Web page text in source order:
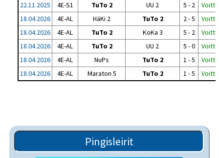
22.11.2025
4E-S1 TuTo 2 UU 2 5 - 2
Voitto
18.04.2026
4E-AL HäKi 2 TuTo 2 2 - 5
Voitto
18.04.2026
4E-AL TuTo 2 KoKa 3 5 - 2
Voitto
18.04.2026
4E-AL TuTo 2 UU 2 5 - 0
Voitto
18.04.2026
4E-AL NuPs TuTo 2 1 - 5
Voitto
18.04.2026
4E-AL Maraton 5 TuTo 2 1 - 5 Voitto
Pingisleirit